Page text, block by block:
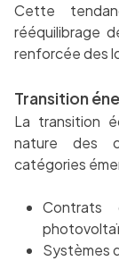
Cette
rééquilibrage
renforcée des
Transition
La transition
nature des
catégories
Contrats
Systèmes